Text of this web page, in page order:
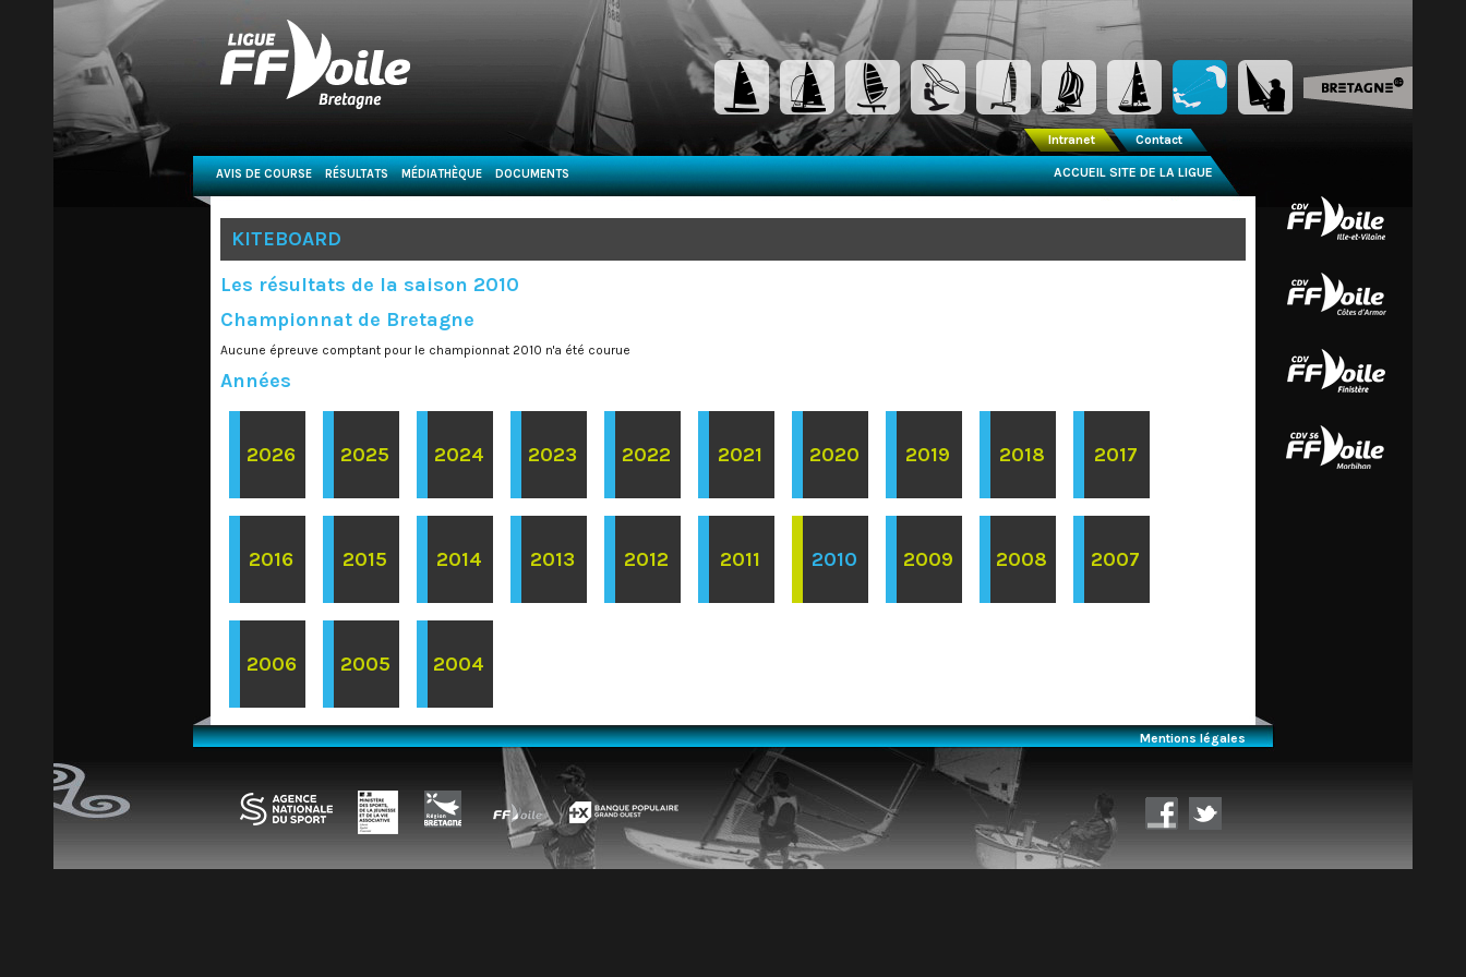
KITEBOARD
Les résultats de la saison 2010
Championnat de Bretagne
Aucune épreuve comptant pour le championnat 2010 n'a été courue
Années
2026 2025 2024 2023 2022 2021 2020 2019 2018 2017
2016 2015 2014 2013 2012 2011 2010 2009 2008 2007
2006 2005 2004
Mentions légales
Contact
Intranet
ACCUEIL SITE DE LA LIGUE
AVIS DE COURSE RÉSULTATS MÉDIATHÈQUE DOCUMENTS